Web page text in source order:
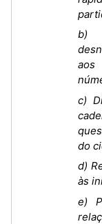
b)
c)
do
d)
às
e)